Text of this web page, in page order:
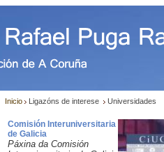
Inicio Ligazóns de interese Universidades
Comisión Interuniversitaria
de Galicia
Páxina da Comisión